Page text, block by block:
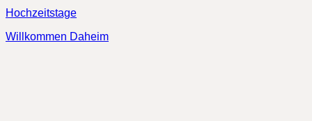
Hochzeitstage
Willkommen Daheim